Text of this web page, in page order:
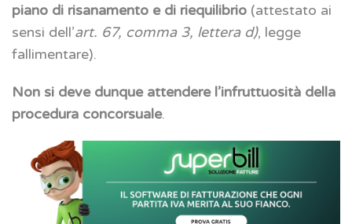
piano di risanamento e di riequilibrio (attestato ai
sensi dell’art. 67, comma 3, lettera d), legge
fallimentare).
Non si deve dunque attendere l’infruttuosità della
procedura concorsuale.